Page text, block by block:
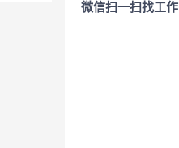
微信扫一扫找工作